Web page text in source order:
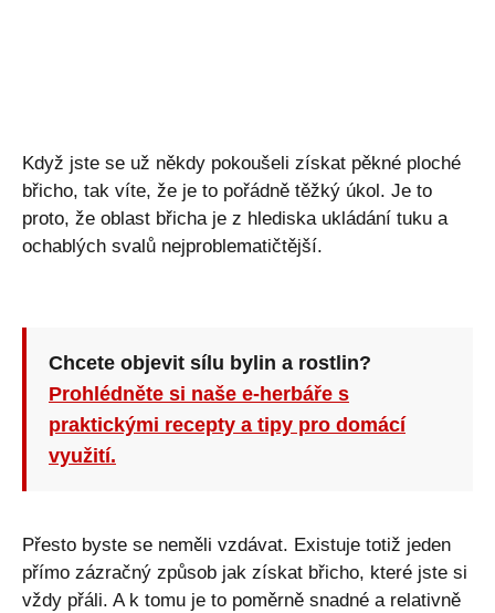
Když jste se už někdy pokoušeli získat pěkné ploché
břicho, tak víte, že je to pořádně těžký úkol. Je to
proto, že oblast břicha je z hlediska ukládání tuku a
ochablých svalů nejproblematičtější.
Chcete objevit sílu bylin a rostlin?
Prohlédněte si naše e-herbáře s
praktickými recepty a tipy pro domácí
využití.
Přesto byste se neměli vzdávat. Existuje totiž jeden
přímo zázračný způsob jak získat břicho, které jste si
vždy přáli. A k tomu je to poměrně snadné a relativně